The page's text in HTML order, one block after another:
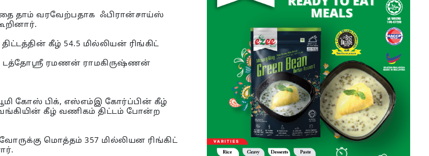
தாம் வரவேற்பதாக ஃபிரான்சாய்ஸ்
கீழ் 54.5 மில்லியன் ரிங்கிட்
டத்தோஸ்ரீ ரமணன் ராமகிருஷ்ணன்
கோஸ் பிக், எஸ்எம்இ கோர்ப்பின் கீழ்
கீழ் வணிகம் திட்டம் போன்ற
மொத்தம் 357 மில்லியன ரிங்கிட்